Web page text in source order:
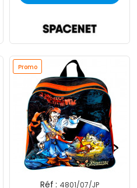
Promo
Réf : 4801/07/JP